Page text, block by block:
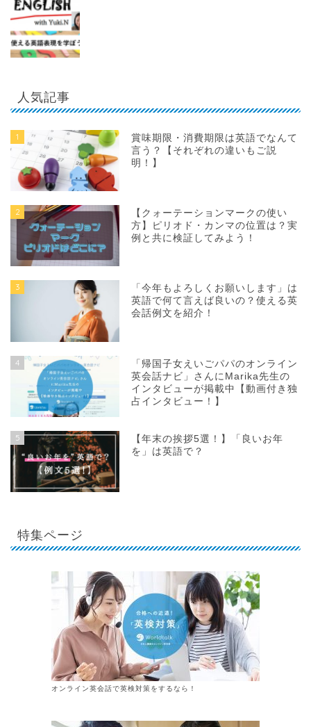
人気記事
1
賞味期限・消費期限は英語でなんて
言う？【それぞれの違いもご説
明！】
2
【クォーテーションマークの使い
方】ピリオド・カンマの位置は？実
例と共に検証してみよう！
3
「今年もよろしくお願いします」は
英語で何て言えば良いの？使える英
会話例文を紹介！
4
「帰国子女えいごパパのオンライン
英会話ナビ」さんにMarika先生の
インタビューが掲載中【動画付き独
占インタビュー！】
5
【年末の挨拶5選！】「良いお年
を」は英語で？
特集ページ
オンライン英会話で英検対策をするなら！